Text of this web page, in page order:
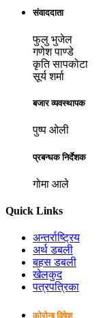
संवाददाता
फुलु भुजेल
गणेश पाण्डे
कृति सापकोटा
सूर्य शर्मा
बजार व्यवस्थापक
पुष्प ओली
प्रबन्धक निर्देशक
गोमा आले
Quick Links
अन्तर्राष्ट्रिय
अर्थ डबली
बहस डबली
खेलकुद
पत्रपत्रिका
कोरोना विषेश